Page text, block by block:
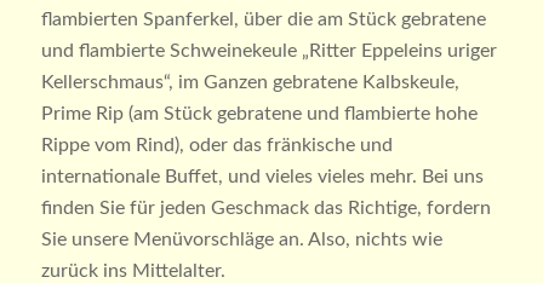
flambierten Spanferkel, über die am Stück gebratene
und flambierte Schweinekeule „Ritter Eppeleins uriger
Kellerschmaus“, im Ganzen gebratene Kalbskeule,
Prime Rip (am Stück gebratene und flambierte hohe
Rippe vom Rind), oder das fränkische und
internationale Buffet, und vieles vieles mehr. Bei uns
finden Sie für jeden Geschmack das Richtige, fordern
Sie unsere Menüvorschläge an. Also, nichts wie
zurück ins Mittelalter.